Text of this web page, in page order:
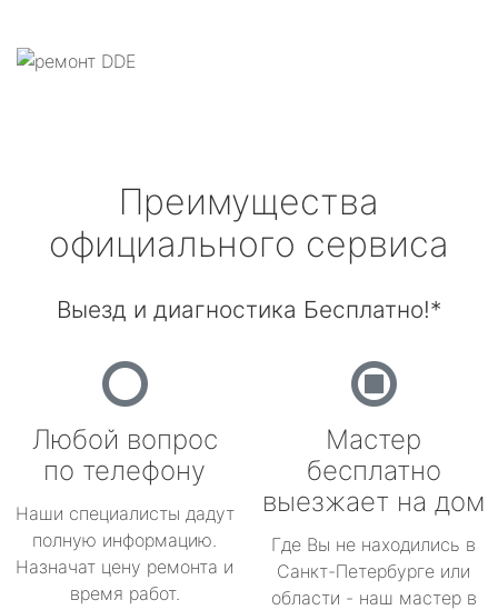
Преимущества
официального сервиса
Выезд и диагностика Бесплатно!*
Любой вопрос
по телефону
Наши специалисты дадут
полную информацию.
Назначат цену ремонта и
время работ.
Мастер
бесплатно
выезжает на дом
Где Вы не находились в
Санкт-Петербурге или
области - наш мастер в